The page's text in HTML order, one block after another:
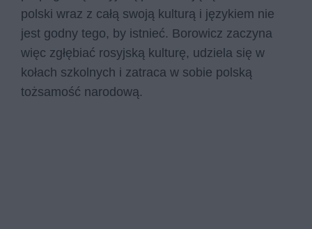
polski wraz z całą swoją kulturą i językiem nie
jest godny tego, by istnieć. Borowicz zaczyna
więc zgłębiać rosyjską kulturę, udziela się w
kołach szkolnych i zatraca w sobie polską
tożsamość narodową.